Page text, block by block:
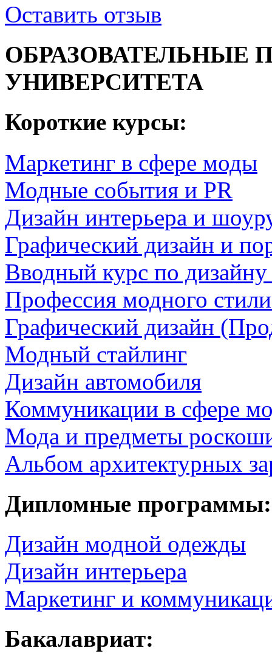
Оставить отзыв
ОБРАЗОВАТЕЛЬНЫЕ
УНИВЕРСИТЕТА
Короткие курсы:
Маркетинг в сфере моды
Модные события и PR
Дизайн интерьера и
Графический дизайн и
Вводный курс по дизайну
Профессия модного
Графический дизайн
Модный стайлинг
Дизайн автомобиля
Коммуникации в сфере
Мода и предметы
Альбом архитектурных
Дипломные программы:
Дизайн модной одежды
Дизайн интерьера
Маркетинг и
Бакалавриат: